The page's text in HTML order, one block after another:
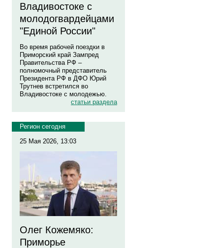
Владивостоке с
молодогвардейцами
"Единой России"
Во время рабочей поездки в
Приморский край Зампред
Правительства РФ –
полномочный представитель
Президента РФ в ДФО Юрий
Трутнев встретился во
Владивостоке с молодежью.
статьи раздела
Регион сегодня
25 Мая 2026, 13:03
Олег Кожемяко:
Приморье